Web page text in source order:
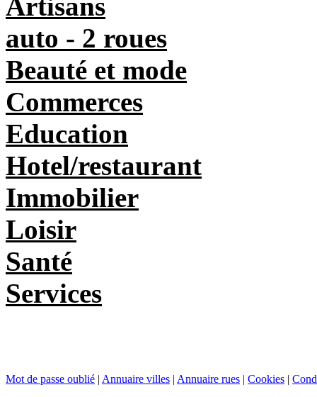
Artisans
auto - 2 roues
Beauté et mode
Commerces
Education
Hotel/restaurant
Immobilier
Loisir
Santé
Services
Mot de passe oublié | Annuaire villes | Annuaire rues | Cookies |